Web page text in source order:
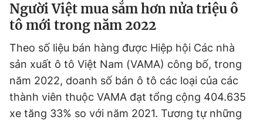
Người Việt mua sắm hơn nửa triệu ô
tô mới trong năm 2022
Theo số liệu bán hàng được Hiệp hội Các nhà
sản xuất ô tô Việt Nam (VAMA) công bố, trong
năm 2022, doanh số bán ô tô các loại của các
thành viên thuộc VAMA đạt tổng cộng 404.635
xe tăng 33% so với năm 2021. Tương tự những